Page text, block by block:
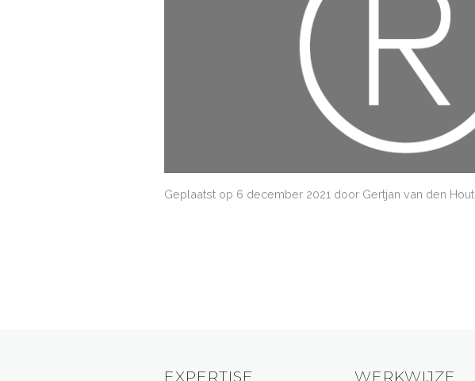
Geplaatst op 6 december 2021 door Gertjan van den Hout
EXPERTISE WERKWIJZE